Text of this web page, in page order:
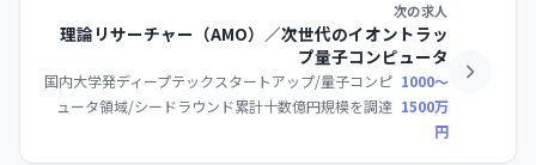
次の求人
理論リサーチャー（AMO）／次世代のイオントラッ
プ量子コンピュータ
国内大学発ディープテックスタートアップ/量子コンピ
ュータ領域/シードラウンド累計十数億円規模を調達
1000〜
1500万
円